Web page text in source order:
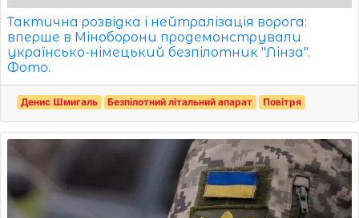
Тактична розвідка і нейтралізація ворога:
вперше в Міноборони продемонстрували
українсько-німецький безпілотник "Лінза".
Фото.
Денис Шмигаль Безпілотний літальний апарат Повітря